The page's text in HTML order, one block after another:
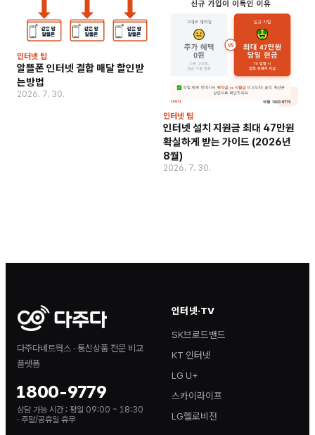
인터넷 팁
알뜰폰 인터넷 결합 매달 할인받
는방법
2026. 7. 30.
인터넷 팁
인터넷 설치 지원금 최대 47만원
확실하게 받는 가이드 (2026년
8월)
2026. 7. 30.
다주다네트웍스 · 통신상품 전문 비교
플랫폼
1800-9779
상담 가능 시간 : 평일 09:00 ~ 18:30
· 주말/공휴일 휴무
인터넷·TV
SK브로드밴드
KT 인터넷
LG U+
스카이라이프
LG헬로비전